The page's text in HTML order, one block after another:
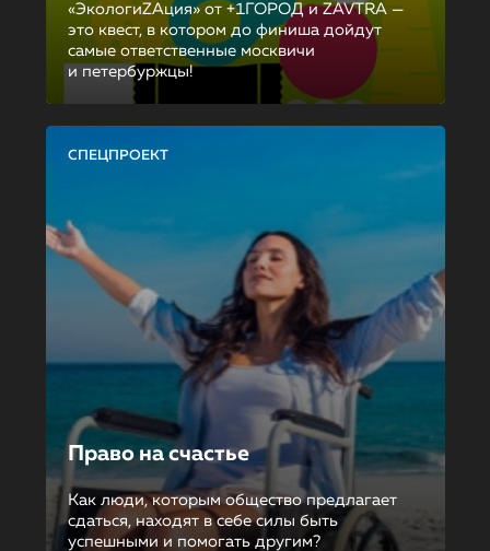
«ЭкологиZAция» от +1ГОРОД и ZAVTRA —
это квест, в котором до финиша дойдут
самые ответственные москвичи
и петербуржцы!
СПЕЦПРОЕКТ
Право на счастье
Как люди, которым общество предлагает
сдаться, находят в себе силы быть
успешными и помогать другим?